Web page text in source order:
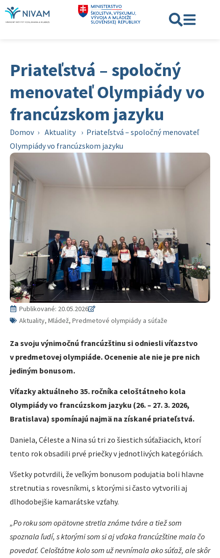
Priateľstvá – spoločný
menovateľ Olympiády vo
francúzskom jazyku
Domov › Aktuality › Priateľstvá – spoločný menovateľ
Olympiády vo francúzskom jazyku
Publikované: 20.05.2026
Aktuality, Mládež, Predmetové olympiády a súťaže
Za svoju výnimočnú francúzštinu si odniesli víťazstvo
v predmetovej olympiáde. Ocenenie ale nie je pre nich
jediným bonusom.
Víťazky aktuálneho 35. ročníka celoštátneho kola
Olympiády vo francúzskom jazyku (26. – 27. 3. 2026,
Bratislava) spomínajú najmä na získané priateľstvá.
Daniela, Céleste a Nina sú tri zo šiestich súťažiacich, ktorí
tento rok obsadili prvé priečky v jednotlivých kategóriách.
Všetky potvrdili, že veľkým bonusom podujatia boli hlavne
stretnutia s rovesníkmi, s ktorými si často vytvorili aj
dlhodobejšie kamarátske vzťahy.
„Po roku som opätovne stretla známe tváre a tiež som
spoznala ľudí, s ktorými som si aj vďaka francúzštine mala čo
povedať. Celoštátne kolo som už nevnímala ako súťaž, ale skôr